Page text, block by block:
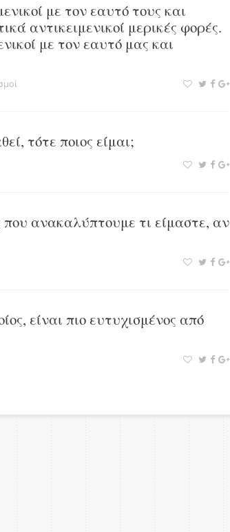
με τον εαυτό τους και
αντικειμενικοί μερικές φορές.
με τον εαυτό μας και
τότε ποιος είμαι;
ανακαλύπτουμε τι είμαστε, αν
είναι πιο ευτυχισμένος από